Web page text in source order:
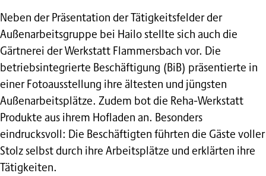
Neben der Präsentation der Tätigkeitsfelder der
Außenarbeitsgruppe bei Hailo stellte sich auch die
Gärtnerei der Werkstatt Flammersbach vor. Die
betriebsintegrierte Beschäftigung (BiB) präsentierte in
einer Fotoausstellung ihre ältesten und jüngsten
Außenarbeitsplätze. Zudem bot die Reha-Werkstatt
Produkte aus ihrem Hofladen an. Besonders
eindrucksvoll: Die Beschäftigten führten die Gäste voller
Stolz selbst durch ihre Arbeitsplätze und erklärten ihre
Tätigkeiten.